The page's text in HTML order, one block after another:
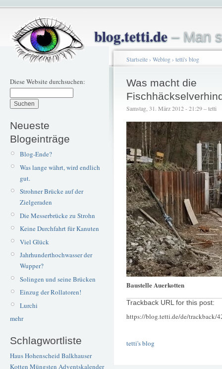
blog.tetti.de– Man
Diese Website durchsuchen:
Neueste
Blogeinträge
Blog-Ende?
Was lange währt, wird endlich
gut.
Strohner Brücke auf der
Zielgeraden
Die Messerbrücke zu Strohn
Keine Durchfahrt für Kanuten
Viel Glück
Jahrhunderthochwasser der
Wupper?
Solingen und seine Brücken
Einzug der Rollatoren!
Lurchi
mehr
Schlagwortliste
Haus Hohenscheid Balkhauser
Kotten Müngsten Adventskalender
Startseite› Weblog› tetti's blog
Was macht die
Samstag, 31. März 2012 - 21:29 – tetti
Baustelle Auerkotten
Trackback URL for this post:
https://blog.tetti.de/de/trackback/
tetti's blog